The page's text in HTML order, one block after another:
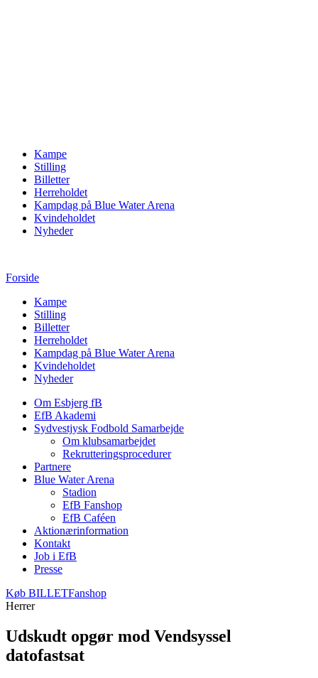
Kampe
Stilling
Billetter
Herreholdet
Kampdag på Blue Water Arena
Kvindeholdet
Nyheder
Forside
Kampe
Stilling
Billetter
Herreholdet
Kampdag på Blue Water Arena
Kvindeholdet
Nyheder
Om Esbjerg fB
EfB Akademi
Sydvestjysk Fodbold Samarbejde
Om klubsamarbejdet
Rekrutteringsprocedurer
Partnere
Blue Water Arena
Stadion
EfB Fanshop
EfB Caféen
Aktionærinformation
Kontakt
Job i EfB
Presse
Køb BILLETFanshop
Herrer
Udskudt opgør mod Vendsyssel
datofastsat